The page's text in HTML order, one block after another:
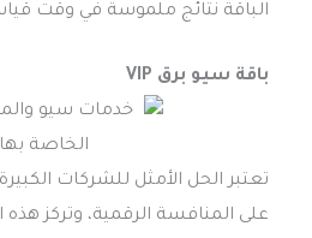
الباقة نتائج ملموسة في وقت
باقة سيو برق VIP
تعتبر الحل الأمثل للشركات